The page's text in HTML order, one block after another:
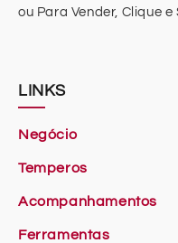
ou Para Vender, Clique
LINKS
Negócio
Temperos
Acompanhamentos
Ferramentas